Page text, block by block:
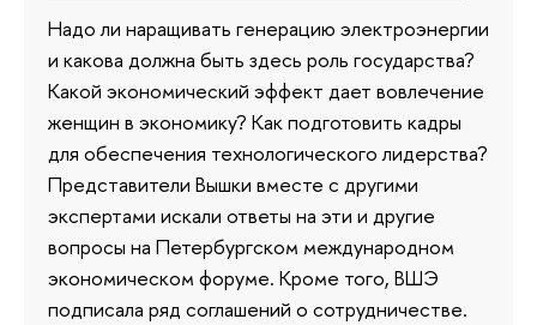
Надо ли наращивать генерацию электроэнергии
и какова должна быть здесь роль государства?
Какой экономический эффект дает вовлечение
женщин в экономику? Как подготовить кадры
для обеспечения технологического лидерства?
Представители Вышки вместе с другими
экспертами искали ответы на эти и другие
вопросы на Петербургском международном
экономическом форуме. Кроме того, ВШЭ
подписала ряд соглашений о сотрудничестве.